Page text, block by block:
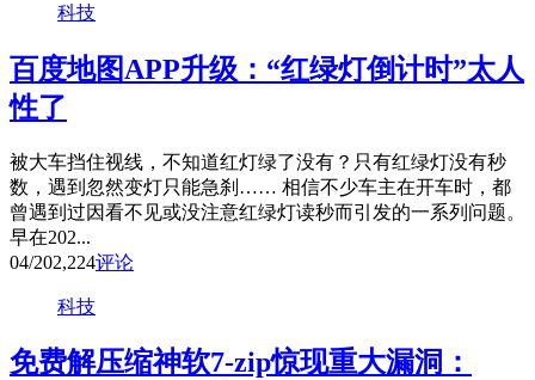
科技
百度地图APP升级：“红绿灯倒计时”太人
性了
被大车挡住视线，不知道红灯绿了没有？只有红绿灯没有秒
数，遇到忽然变灯只能急刹…… 相信不少车主在开车时，都
曾遇到过因看不见或没注意红绿灯读秒而引发的一系列问题。
早在202...
04/202,224评论
科技
免费解压缩神软7-zip惊现重大漏洞：